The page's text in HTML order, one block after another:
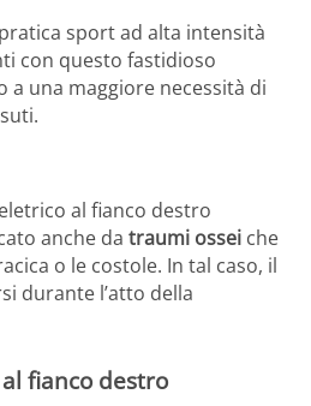
sport ad alta intensità
con questo fastidioso
a una maggiore necessità di
al fianco destro
anche da traumi ossei che
o le costole. In tal caso, il
durante l’atto della
fianco destro